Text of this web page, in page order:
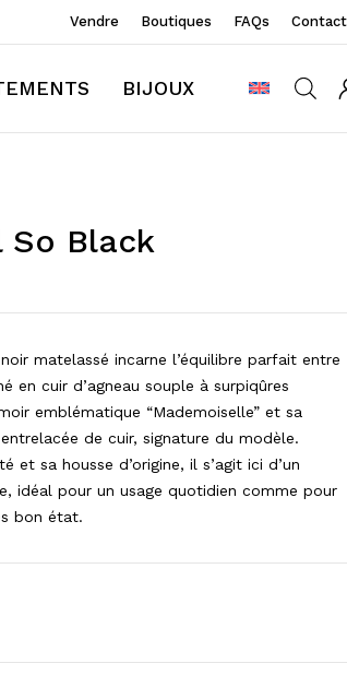
Vendre Boutiques FAQs Contact
BIJOUX
So Black
matelassé incarne l’équilibre parfait entre
en cuir d’agneau souple à surpiqûres
emblématique “Mademoiselle” et sa
de cuir, signature du modèle.
et sa housse d’origine, il s’agit ici d’un
idéal pour un usage quotidien comme pour
bon état.